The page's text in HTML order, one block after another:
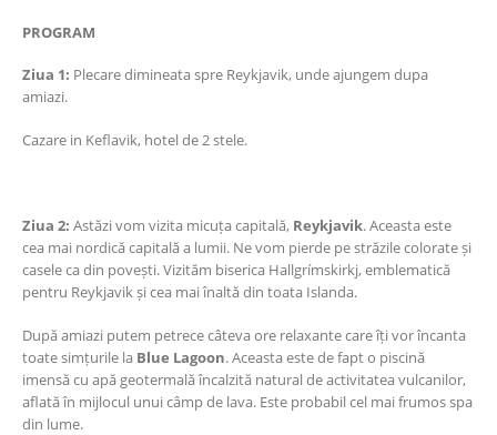
PROGRAM
Ziua 1: Plecare dimineata spre Reykjavik, unde ajungem dupa
amiazi.
Cazare in Keflavik, hotel de 2 stele.
Ziua 2: Astăzi vom vizita micuța capitală, Reykjavik. Aceasta este
cea mai nordică capitală a lumii. Ne vom pierde pe străzile colorate și
casele ca din povești. Vizităm biserica Hallgrímskirkj, emblematică
pentru Reykjavik și cea mai înaltă din toata Islanda.
După amiazi putem petrece câteva ore relaxante care îți vor încanta
toate simțurile la Blue Lagoon. Aceasta este de fapt o piscină
imensă cu apă geotermală încalzită natural de activitatea vulcanilor,
aflată în mijlocul unui câmp de lava. Este probabil cel mai frumos spa
din lume.